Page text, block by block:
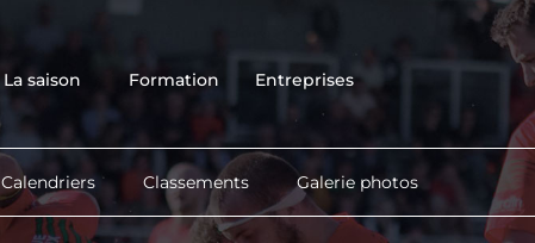
La saison Formation Entreprises
Calendriers Classements Galerie photos
Accueil
La saison
Formation
Entreprises